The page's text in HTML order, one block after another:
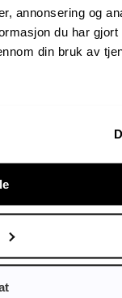
annonsering og
du har gjort
din bruk av
uke før
digital
i pilot
e-
hvert som
i